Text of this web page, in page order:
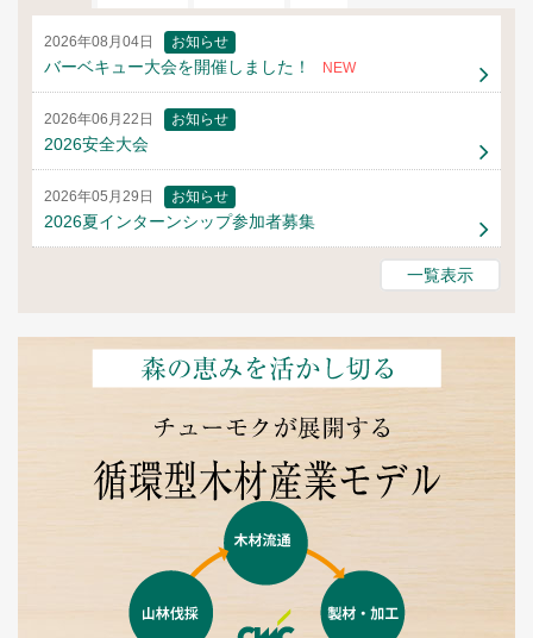
2026年08月04日 お知らせ
バーベキュー大会を開催しました！ NEW
2026年06月22日 お知らせ
2026安全大会
2026年05月29日 お知らせ
2026夏インターンシップ参加者募集
一覧表示